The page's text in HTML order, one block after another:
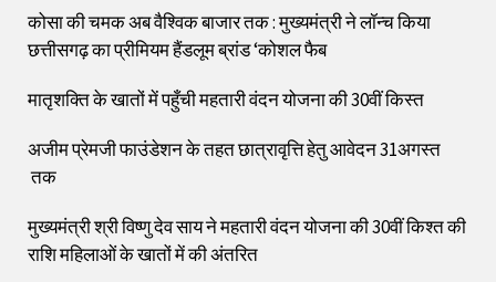
कोसा की चमक अब वैश्विक बाजार तक : मुख्यमंत्री ने लॉन्च किया
छत्तीसगढ़ का प्रीमियम हैंडलूम ब्रांड ‘कोशल फैब
मातृशक्ति के खातों में पहुँची महतारी वंदन योजना की 30वीं किस्त
अजीम प्रेमजी फाउंडेशन के तहत छात्रावृत्ति हेतु आवेदन 31अगस्त
तक
मुख्यमंत्री श्री विष्णु देव साय ने महतारी वंदन योजना की 30वीं किश्त की
राशि महिलाओं के खातों में की अंतरित